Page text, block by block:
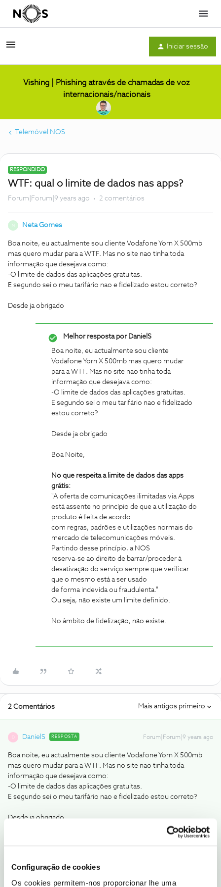
Configuração de cookies
Os cookies permitem-nos proporcionar lhe uma
Menu
Iniciar sessão
Vishing | Phishing através de chamadas de voz
internacionais/nacionais
Telemóvel NOS
RESPONDIDO
WTF: qual o limite de dados nas apps?
Forum|Forum|9 years ago 2 comentários
Neta Gomes
Boa noite, eu actualmente sou cliente Vodafone Yorn X 500mb
mas quero mudar para a WTF. Mas no site nao tinha toda
informação que desejava como:
-O limite de dados das aplicações gratuitas.
E segundo sei o meu tarifário nao e fidelizado estou correto?
Desde ja obrigado
Melhor resposta porDanielS
Boa noite, eu actualmente sou cliente
Vodafone Yorn X 500mb mas quero mudar
para a WTF. Mas no site nao tinha toda
informação que desejava como:
-O limite de dados das aplicações gratuitas.
E segundo sei o meu tarifário nao e fidelizado
estou correto?
Desde ja obrigado
Boa Noite,
No que respeita a limite de dados das apps
grátis:
"A oferta de comunicações ilimitadas via Apps
está assente no princípio de que a utilização do
produto é feita de acordo
com regras, padrões e utilizações normais do
mercado de telecomunicações móveis.
Partindo desse princípio, a NOS
reserva-se ao direito de barrar/proceder à
desativação do serviço sempre que verificar
que o mesmo está a ser usado
de forma indevida ou fraudulenta."
Ou seja, não existe um limite definido.
No âmbito de fidelização, não existe.
2 Comentários Mais antigos primeiro
D DanielS RESPOSTA Forum|Forum|9 years ago
Boa noite, eu actualmente sou cliente Vodafone Yorn X 500mb
mas quero mudar para a WTF. Mas no site nao tinha toda
informação que desejava como:
-O limite de dados das aplicações gratuitas.
E segundo sei o meu tarifário nao e fidelizado estou correto?
Desde ja obrigado
"A oferta de comunicações ilimitadas via Apps está assente no
princípio de que a utilização do produto é feita de acordo